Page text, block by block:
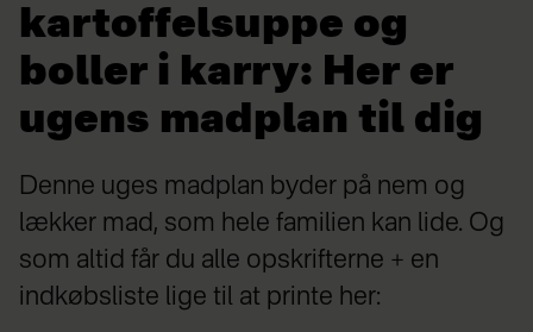
kartoffelsuppe og
boller i karry: Her er
ugens madplan til dig
Denne uges madplan byder på nem og
lækker mad, som hele familien kan lide. Og
som altid får du alle opskrifterne + en
indkøbsliste lige til at printe her: